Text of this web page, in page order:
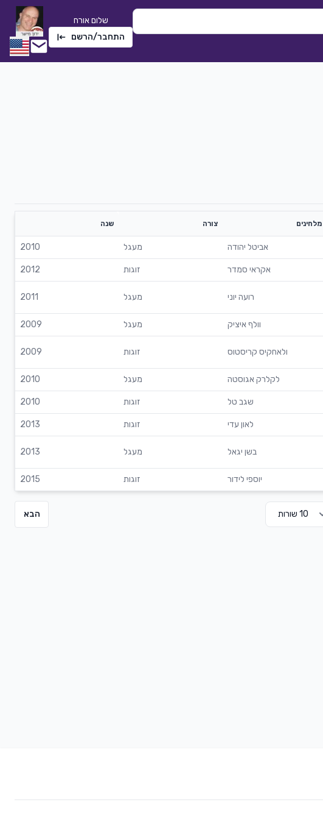
שלום אורח
התחבר/הרשם
הורדה
קסם הנשמה
1038
0 הורדה
חלי לבנה
2275
מלחינים צורה שנה
אביטל יהודה מעגל 2010
אקראי סמדר זוגות 2012
רועה יוני מעגל 2011
וולף איציק מעגל 2009
ולאחקיס קריסטוס זוגות 2009
לקלרק אגוסטה מעגל 2010
שגב טל זוגות 2010
לאון עדי זוגות 2013
בשן יגאל מעגל 2013
יוספי לידור זוגות 2015
הבא